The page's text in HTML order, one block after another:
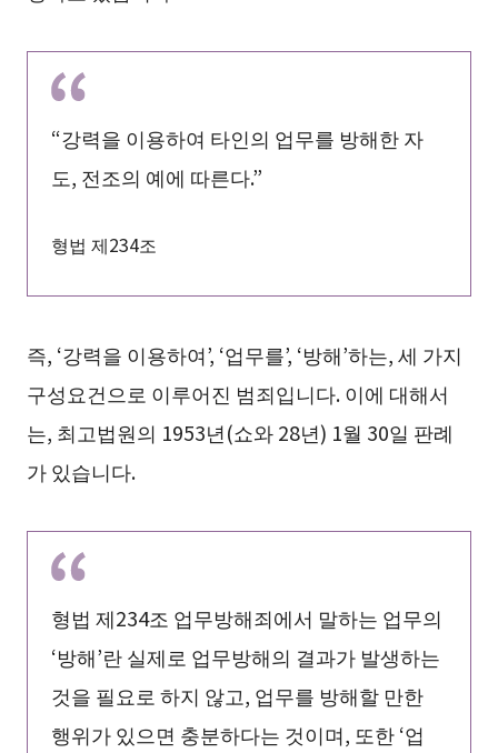
“강력을 이용하여 타인의 업무를 방해한 자
도, 전조의 예에 따른다.”
형법 제234조
즉, ‘강력을 이용하여’, ‘업무를’, ‘방해’하는, 세 가지
구성요건으로 이루어진 범죄입니다. 이에 대해서
는, 최고법원의 1953년(쇼와 28년) 1월 30일 판례
가 있습니다.
형법 제234조 업무방해죄에서 말하는 업무의
‘방해’란 실제로 업무방해의 결과가 발생하는
것을 필요로 하지 않고, 업무를 방해할 만한
행위가 있으면 충분하다는 것이며, 또한 ‘업